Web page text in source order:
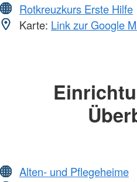
Rotkreuzkurs Erste Hilfe
Karte: Link zur Google
Alten- und Pflegeheime